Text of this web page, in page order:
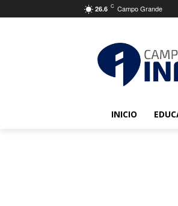
26.6 C Campo Grande
INICIO